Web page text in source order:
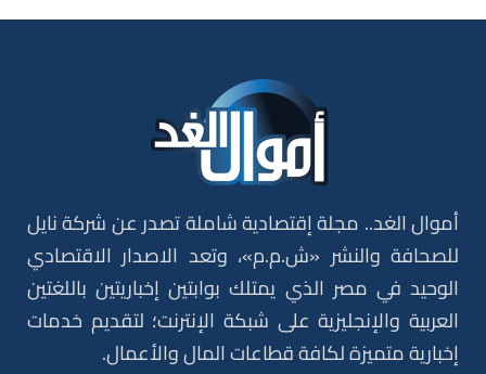
أموال الغد.. مجلة إقتصادية شاملة تصدر عن شركة نايل
للصحافة والنشر «ش.م.م»، وتعد الاصدار الاقتصادي
الوحيد في مصر الذي يمتلك بوابتين إخباريتين باللغتين
العربية والإنجليزية على شبكة الإنترنت؛ لتقديم خدمات
إخبارية متميزة لكافة قطاعات المال والأعمال.